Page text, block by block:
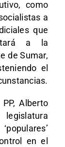
como
a
que
a la
de Sumar,
el
Alberto
en el